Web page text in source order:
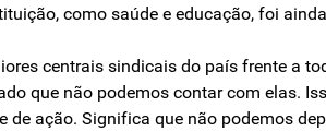
como saúde e educação, foi
centrais sindicais do país frente a
que não podemos contar com elas.
ação. Significa que não podemos